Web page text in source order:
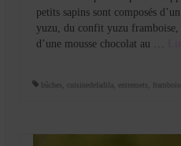
petits sapins sont composés
yuzu, du confit yuzu framboise,
d’une mousse chocolat au …
bûches, cuisinedefadila, entremets,